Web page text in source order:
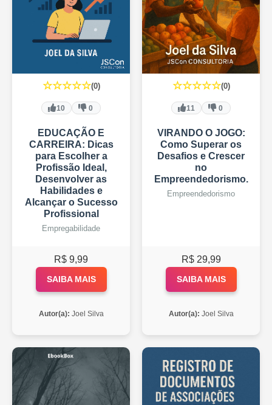
☆☆☆☆☆(0)
10 0
EDUCAÇÃO E
CARREIRA: Dicas
para Escolher a
Profissão Ideal,
Desenvolver as
Habilidades e
Alcançar o Sucesso
Profissional
Empregabilidade
R$ 9,99
SAIBA MAIS
Autor(a): Joel Silva
☆☆☆☆☆(0)
11 0
VIRANDO O JOGO:
Como Superar os
Desafios e Crescer
no
Empreendedorismo.
Empreendedorismo
R$ 29,99
SAIBA MAIS
Autor(a): Joel Silva